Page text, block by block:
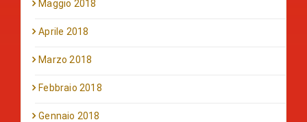
Maggio 2018
Aprile 2018
Marzo 2018
Febbraio 2018
Gennaio 2018